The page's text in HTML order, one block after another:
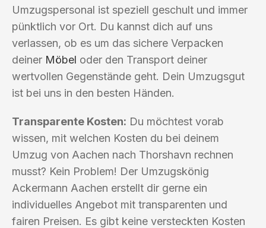
Umzugspersonal ist speziell geschult und immer
pünktlich vor Ort. Du kannst dich auf uns
verlassen, ob es um das sichere Verpacken
deiner Möbel oder den Transport deiner
wertvollen Gegenstände geht. Dein Umzugsgut
ist bei uns in den besten Händen.
Transparente Kosten: Du möchtest vorab
wissen, mit welchen Kosten du bei deinem
Umzug von Aachen nach Thorshavn rechnen
musst? Kein Problem! Der Umzugskönig
Ackermann Aachen erstellt dir gerne ein
individuelles Angebot mit transparenten und
fairen Preisen. Es gibt keine versteckten Kosten